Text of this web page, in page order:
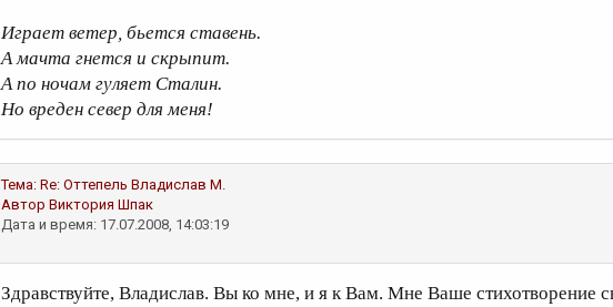
Играет ветер, бьется ставень.
А мачта гнется и скрыпит.
А по ночам гуляет Сталин.
Но вреден север для меня!
Тема: Re: Оттепель Владислав М.
Автор Виктория Шпак
Дата и время: 17.07.2008, 14:03:19
Здравствуйте, Владислав. Вы ко мне, и я к Вам. Мне Ваше стихотворение